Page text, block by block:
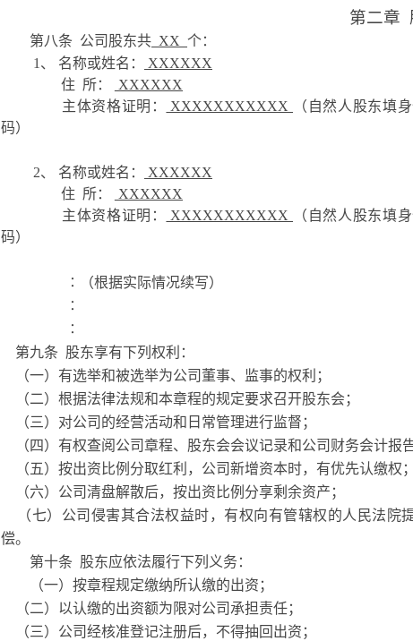
第二章
第八条 公司股东共 XX 个：
1 、 名称或姓名：
XXXXXX
住 所：
XXXXXX
主体资格证明：
XXXXXXXXXXX
（自然人股东填
码）
2、 名称或姓名：
XXXXXX
住 所：
XXXXXX
主体资格证明：
XXXXXXXXXXX
（自然人股东填
码）
∶（根据实际情况续写）
∶
∶
第九条 股东享有下列权利：
（一）有选举和被选举为公司董事、监事的权利；
（二）根据法律法规和本章程的规定要求召开股东会；
（三）对公司的经营活动和日常管理进行监督；
（四）有权查阅公司章程、股东会会议记录和公司财务会计报
（五）按出资比例分取红利，公司新增资本时，有优先认缴权；
（六）公司清盘解散后，按出资比例分享剩余资产；
（七）公司侵害其合法权益时，有权向有管辖权的人民法
偿。
第十条 股东应依法履行下列义务：
（一）按章程规定缴纳所认缴的出资；
（二）以认缴的出资额为限对公司承担责任；
（三）公司经核准登记注册后，不得抽回出资；